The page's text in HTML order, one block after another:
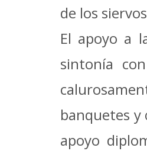
de los
El apoyo a
sintonía
banquetes y
apoyo